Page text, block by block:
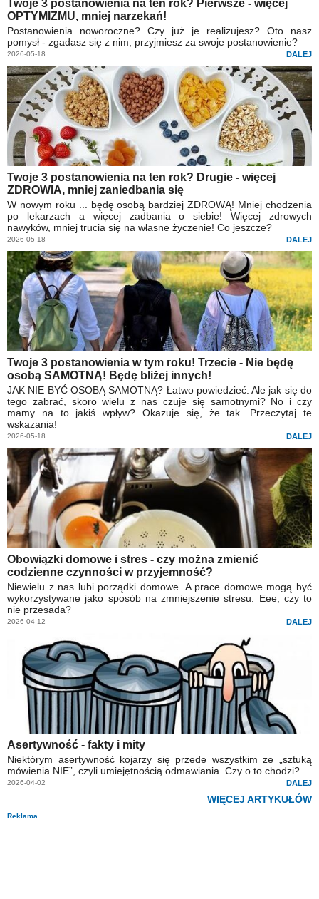
Twoje 3 postanowienia na ten rok? Pierwsze - więcej
OPTYMIZMU, mniej narzekań!
Postanowienia noworoczne? Czy już je realizujesz? Oto nasz
pomysł - zgadasz się z nim, przyjmiesz za swoje postanowienie?
2026-05-18 DALEJ
Twoje 3 postanowienia na ten rok? Drugie - więcej
ZDROWIA, mniej zaniedbania się
W nowym roku ... będę osobą bardziej ZDROWĄ! Mniej chodzenia
po lekarzach a więcej zadbania o siebie! Więcej zdrowych
nawyków, mniej trucia się na własne życzenie! Co jeszcze?
2026-05-18 DALEJ
Twoje 3 postanowienia w tym roku! Trzecie - Nie będę
osobą SAMOTNĄ! Będę bliżej innych!
JAK NIE BYĆ OSOBĄ SAMOTNĄ? Łatwo powiedzieć. Ale jak się do
tego zabrać, skoro wielu z nas czuje się samotnymi? No i czy
mamy na to jakiś wpływ? Okazuje się, że tak. Przeczytaj te
wskazania!
2026-05-18 DALEJ
Obowiązki domowe i stres - czy można zmienić
codzienne czynności w przyjemność?
Niewielu z nas lubi porządki domowe. A prace domowe mogą być
wykorzystywane jako sposób na zmniejszenie stresu. Eee, czy to
nie przesada?
2026-04-12 DALEJ
Asertywność - fakty i mity
Niektórym asertywność kojarzy się przede wszystkim ze „sztuką
mówienia NIE”, czyli umiejętnością odmawiania. Czy o to chodzi?
2026-04-02 DALEJ
WIĘCEJ ARTYKUŁÓW
Reklama